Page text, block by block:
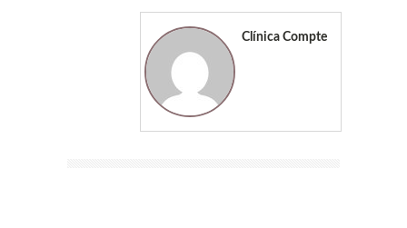
Clínica Compte